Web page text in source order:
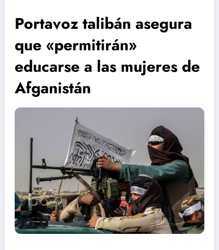
Portavoz talibán asegura
que «permitirán»
educarse a las mujeres de
Afganistán